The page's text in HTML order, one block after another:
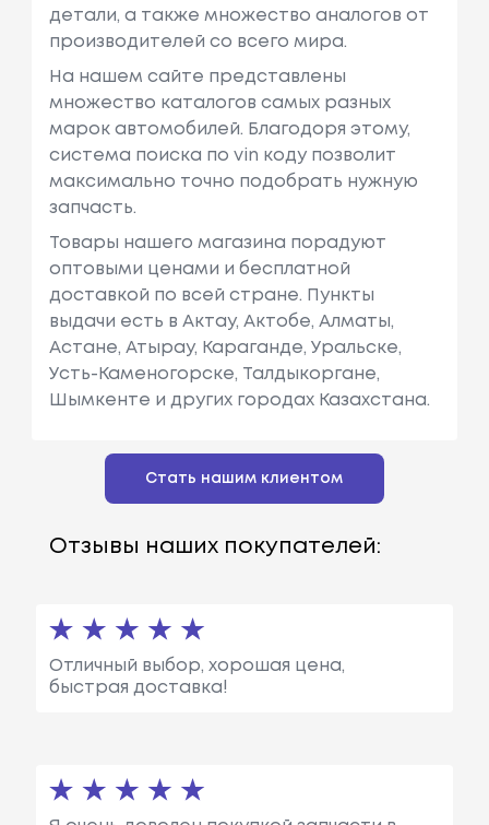
детали, а также множество аналогов от
производителей со всего мира.
На нашем сайте представлены
множество каталогов самых разных
марок автомобилей. Благодоря этому,
система поиска по vin коду позволит
максимально точно подобрать нужную
запчасть.
Товары нашего магазина порадуют
оптовыми ценами и бесплатной
доставкой по всей стране. Пункты
выдачи есть в Актау, Актобе, Алматы,
Астане, Атырау, Караганде, Уральске,
Усть-Каменогорске, Талдыкоргане,
Шымкенте и других городах Казахстана.
Стать нашим клиентом
Отзывы наших покупателей:
Отличный выбор, хорошая цена,
быстрая доставка!